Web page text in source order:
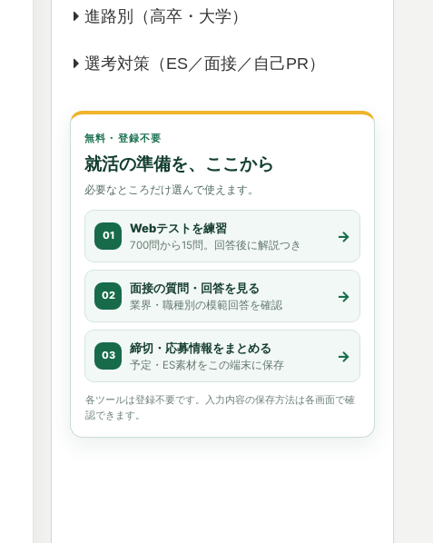
進路別（高卒・大学）
選考対策（ES／面接／自己PR）
無料・登録不要
就活の準備を、ここから
必要なところだけ選んで使えます。
01
Webテストを練習
700問から15問。回答後に解説つき →
02
面接の質問・回答を見る
業界・職種別の模範回答を確認 →
03
締切・応募情報をまとめる
予定・ES素材をこの端末に保存 →
各ツールは登録不要です。入力内容の保存方法は各画面で確
認できます。